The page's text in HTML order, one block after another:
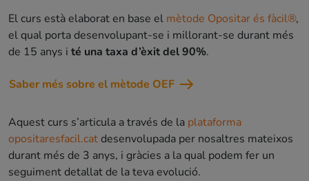
El curs està elaborat en base el mètode Opositar és fàcil®,
el qual porta desenvolupant-se i millorant-se durant més
de 15 anys i té una taxa d’èxit del 90%.
Saber més sobre el mètode OEF
Aquest curs s’articula a través de la plataforma
opositaresfacil.catdesenvolupada per nosaltres mateixos
durant més de 3 anys, i gràcies a la qual podem fer un
seguiment detallat de la teva evolució.